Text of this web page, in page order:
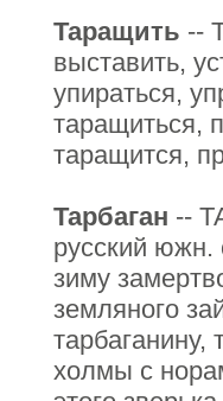
Таращить --
выставить,
упираться,
таращиться,
таращится,
Тарбаган --
русский южн.
зиму
земляного
тарбаганину,
холмы с